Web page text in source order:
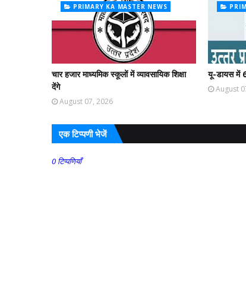
PRIMARY KA MASTER NEWS
चार हजार माध्यमिक स्कूलों में व्यावसायिक शिक्षा
देंगे
August 07, 2026
यू-डायस में
August
एक टिप्पणी भेजें
0 टिप्पणियाँ